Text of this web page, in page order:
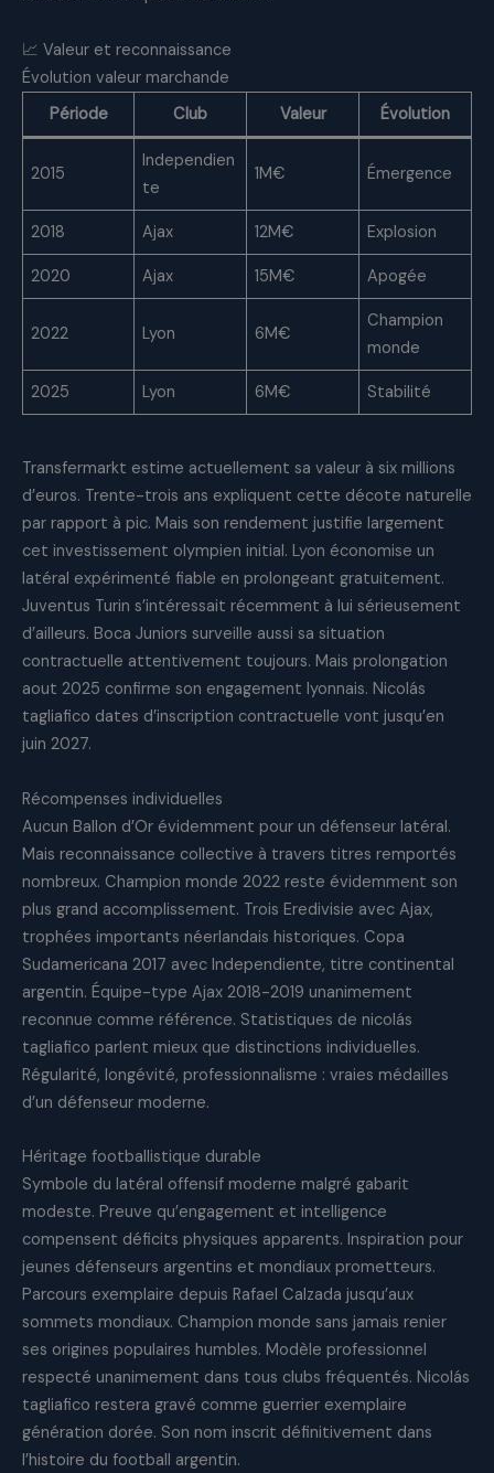
📈 Valeur et reconnaissance
Évolution valeur marchande
Période
Club Valeur Évolution
2015
Independien
te
1M€ Émergence
2018 Ajax 12M€ Explosion
2020 Ajax 15M€ Apogée
2022 Lyon 6M€
Champion
monde
2025 Lyon 6M€ Stabilité
Transfermarkt estime actuellement sa valeur à six millions
d’euros. Trente-trois ans expliquent cette décote naturelle
par rapport à pic. Mais son rendement justifie largement
cet investissement olympien initial. Lyon économise un
latéral expérimenté fiable en prolongeant gratuitement.
Juventus Turin s’intéressait récemment à lui sérieusement
d’ailleurs. Boca Juniors surveille aussi sa situation
contractuelle attentivement toujours. Mais prolongation
aout 2025 confirme son engagement lyonnais. Nicolás
tagliafico dates d’inscription contractuelle vont jusqu’en
juin 2027.
Récompenses individuelles
Aucun Ballon d’Or évidemment pour un défenseur latéral.
Mais reconnaissance collective à travers titres remportés
nombreux. Champion monde 2022 reste évidemment son
plus grand accomplissement. Trois Eredivisie avec Ajax,
trophées importants néerlandais historiques. Copa
Sudamericana 2017 avec Independiente, titre continental
argentin. Équipe-type Ajax 2018-2019 unanimement
reconnue comme référence. Statistiques de nicolás
tagliafico parlent mieux que distinctions individuelles.
Régularité, longévité, professionnalisme : vraies médailles
d’un défenseur moderne.
Héritage footballistique durable
Symbole du latéral offensif moderne malgré gabarit
modeste. Preuve qu’engagement et intelligence
compensent déficits physiques apparents. Inspiration pour
jeunes défenseurs argentins et mondiaux prometteurs.
Parcours exemplaire depuis Rafael Calzada jusqu’aux
sommets mondiaux. Champion monde sans jamais renier
ses origines populaires humbles. Modèle professionnel
respecté unanimement dans tous clubs fréquentés. Nicolás
tagliafico restera gravé comme guerrier exemplaire
génération dorée. Son nom inscrit définitivement dans
l’histoire du football argentin.